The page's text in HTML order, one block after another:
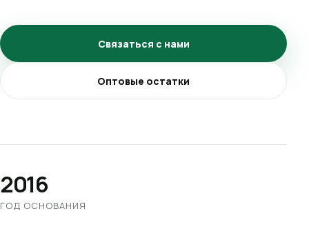
Связаться с нами
Оптовые остатки
2016
ГОД ОСНОВАНИЯ